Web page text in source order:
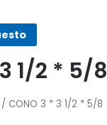
1/2 * 5/8
/ CONO 3 * 3 1/2 * 5/8